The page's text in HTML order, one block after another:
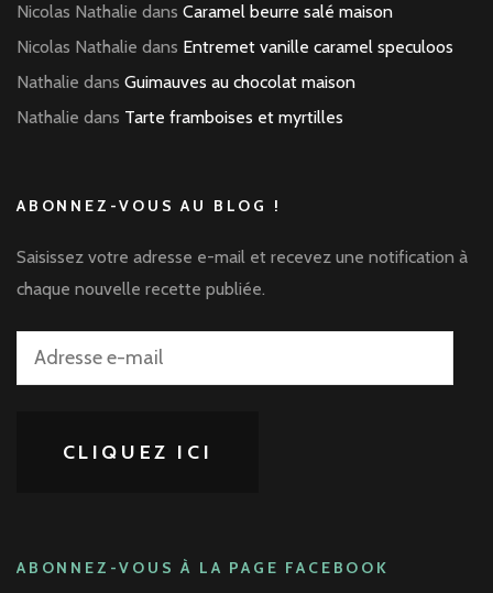
Nicolas Nathalie dans Caramel beurre salé maison
Nicolas Nathalie dans Entremet vanille caramel speculoos
Nathalie dans Guimauves au chocolat maison
Nathalie dans Tarte framboises et myrtilles
ABONNEZ-VOUS AU BLOG !
Saisissez votre adresse e-mail et recevez une notification à
chaque nouvelle recette publiée.
Adresse
CLIQUEZ ICI
ABONNEZ-VOUS À LA PAGE FACEBOOK